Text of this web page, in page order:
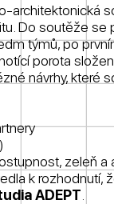
architektonická
Do soutěže se
týmů, po
porota
návrhy, které
zeleň a
k rozhodnutí,
ADEPT